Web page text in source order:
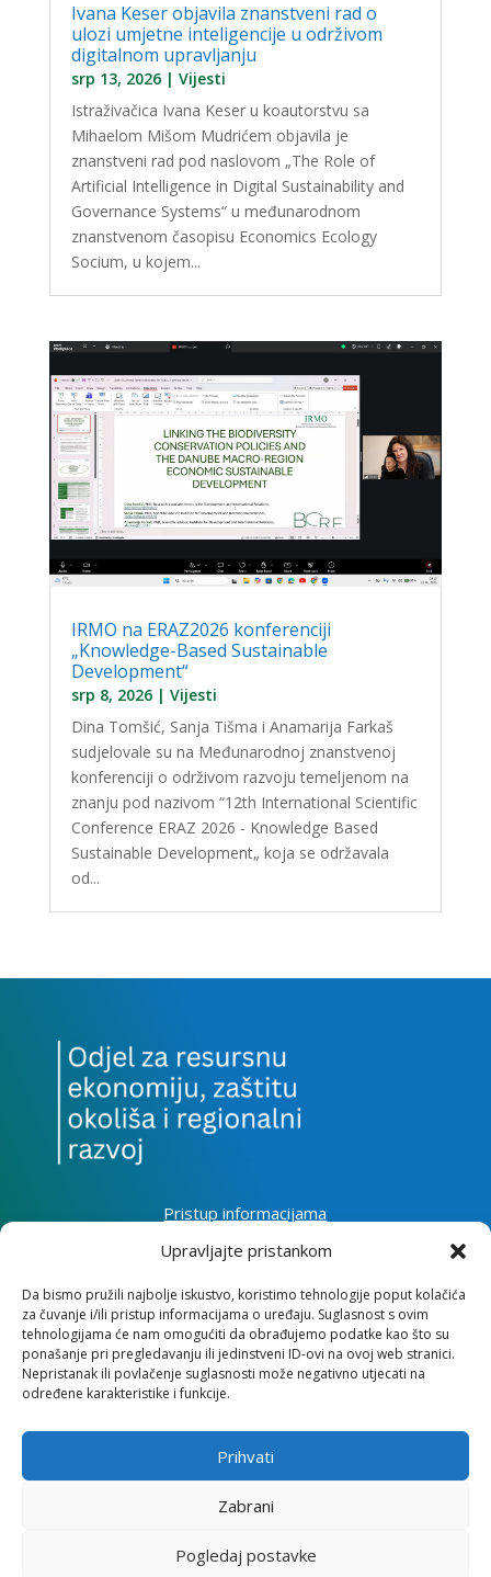
Upravljajte pristankom
Da bismo pružili najbolje iskustvo, koristimo tehnologije poput kolačića
za čuvanje i/ili pristup informacijama o uređaju. Suglasnost s ovim
tehnologijama će nam omogućiti da obrađujemo podatke kao što su
ponašanje pri pregledavanju ili jedinstveni ID-ovi na ovoj web stranici.
Nepristanak ili povlačenje suglasnosti može negativno utjecati na
određene karakteristike i funkcije.
Prihvati
Zabrani
Pogledaj postavke
Ivana Keser objavila znanstveni rad o
ulozi umjetne inteligencije u održivom
digitalnom upravljanju
srp 13, 2026| Vijesti
Istraživačica Ivana Keser u koautorstvu sa
Mihaelom Mišom Mudrićem objavila je
znanstveni rad pod naslovom „The Role of
Artificial Intelligence in Digital Sustainability and
Governance Systems“ u međunarodnom
znanstvenom časopisu Economics Ecology
Socium, u kojem...
IRMO na ERAZ2026 konferenciji
„Knowledge-Based Sustainable
Development“
srp 8, 2026| Vijesti
Dina Tomšić, Sanja Tišma i Anamarija Farkaš
sudjelovale su na Međunarodnoj znanstvenoj
konferenciji o održivom razvoju temeljenom na
znanju pod nazivom “12th International Scientific
Conference ERAZ 2026 - Knowledge Based
Sustainable Development„ koja se održavala
od...
Pristup informacijama
Izjava o pristupačnosti mrežnog sjedišta
Impressum
Informacije o kolačićima
Kontakt
Institut za razvoj i međunarodne odnose
OIB: 31120185175